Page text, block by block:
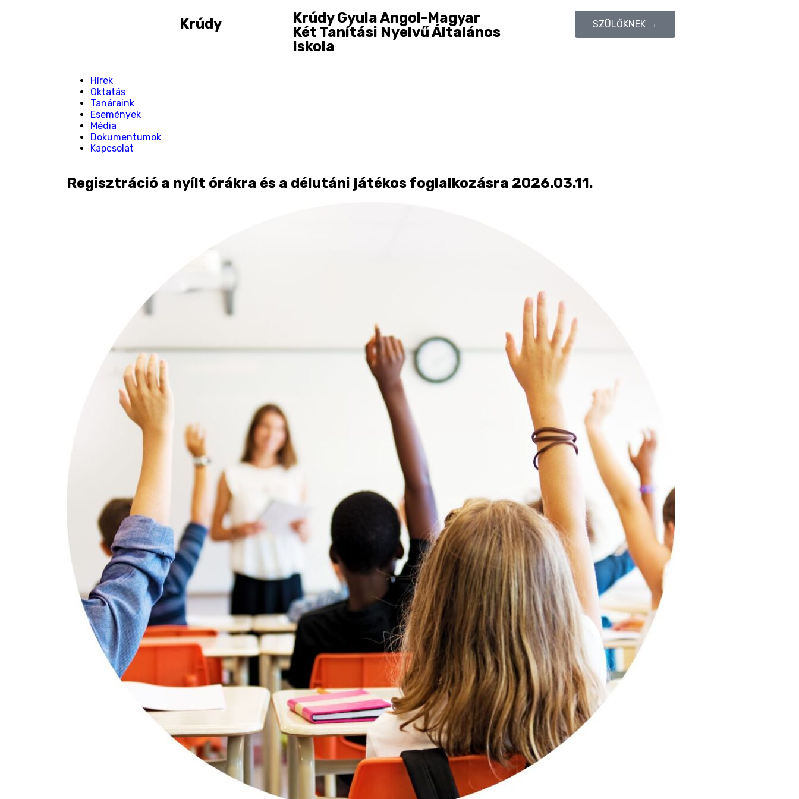
Krúdy
Krúdy Gyula Angol-Magyar
Két Tanítási Nyelvű Általános
Iskola
SZÜLŐKNEK →
Hírek
Oktatás
Tanáraink
Események
Média
Dokumentumok
Kapcsolat
Regisztráció a nyílt órákra és a délutáni játékos foglalkozásra 2026.03.11.